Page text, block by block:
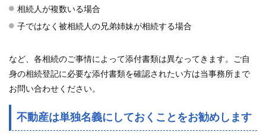
相続人が複数いる場合
子ではなく被相続人の兄弟姉妹が相続する場合
など、各相続のご事情によって添付書類は異なってきます。ご自
身の相続登記に必要な添付書類を確認されたい方は当事務所まで
お問い合わせください。
不動産は単独名義にしておくことをお勧めします